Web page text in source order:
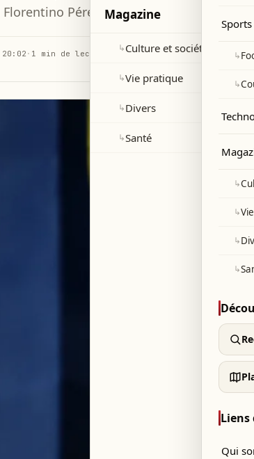
Pérez remporte la présidence.
· 1 min de lecture
Magazine
↳Culture et société
↳Vie pratique
↳Divers
↳Santé
Sports
↳
↳
↳
↳
↳
↳
Liens
Qui